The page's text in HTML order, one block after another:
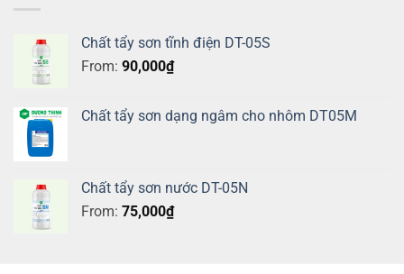
Chất tẩy sơn tĩnh điện DT-05S
From: 90,000₫
Chất tẩy sơn dạng ngâm cho nhôm DT05M
Chất tẩy sơn nước DT-05N
From: 75,000₫